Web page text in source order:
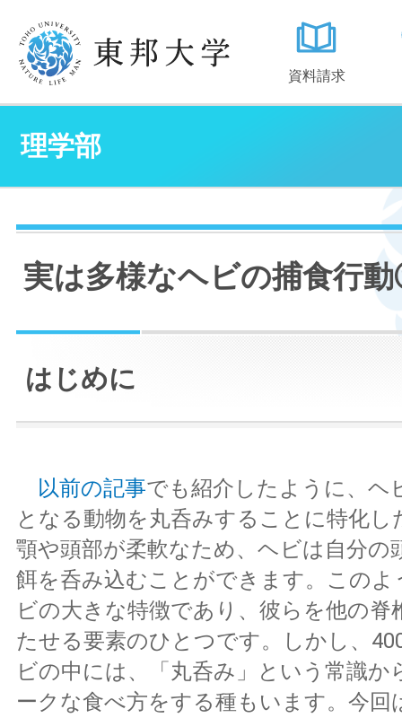
資料請求
理学部
実は多様なヘビの捕食行
はじめに
以前の記事でも紹介したように、ヘ
となる動物を丸呑みすることに特化し
顎や頭部が柔軟なため、ヘビは自分の
餌を呑み込むことができます。このよ
ビの大きな特徴であり、彼らを他の脊
たせる要素のひとつです。しかし、
ビの中には、「丸呑み」という常識か
ークな食べ方をする種もいます。今回